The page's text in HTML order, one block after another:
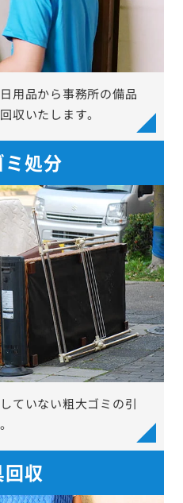
用品から事務所の備品
収いたします。
処分
ていない粗大ゴミの引
収